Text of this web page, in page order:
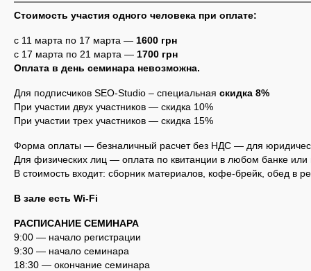
Стоимость участия одного человека при оплате:
с 11 марта по 17 марта — 1600 грн
с 17 марта по 21 марта — 1700 грн
Оплата в день семинара невозможна.
Для подписчиков SEO-Studio – специальная скидка 8%
При участии двух участников — скидка 10%
При участии трех участников — скидка 15%
Форма оплаты — безналичный расчет без НДС — для
Для физических лиц — оплата по квитанции в любом банке или
В стоимость входит: сборник материалов, кофе-брейк, обед в
В зале есть Wi-Fi
РАСПИСАНИЕ СЕМИНАРА
9:00 — начало регистрации
9:30 — начало семинара
18:30 — окончание семинара